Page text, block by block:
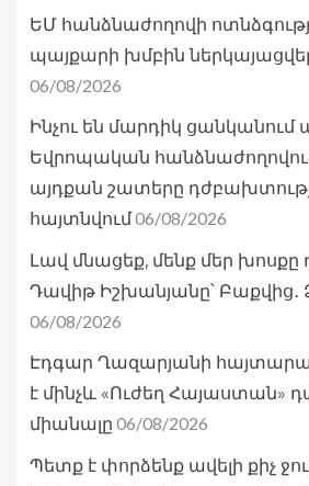
ԵՄ հանձնաժողովի
պայքարի խմբին ներկայացվել
06/08/2026
Ինչու են մարդիկ
Եվրոպական
այդքան շատերը
հայտնվում06/08/2026
Լավ մնացեք, մենք մեր խոսքը
Դավիթ Իշխանյանը՝ Բաքվից․
06/08/2026
Էդգար Ղազարյանի
է մինչև «Ուժեղ Հայաստան»
միանալը 06/08/2026
Պետք է փորձենք ավելի քիչ